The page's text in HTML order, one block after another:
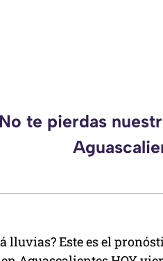
te pierdas
lluvias? Este es el